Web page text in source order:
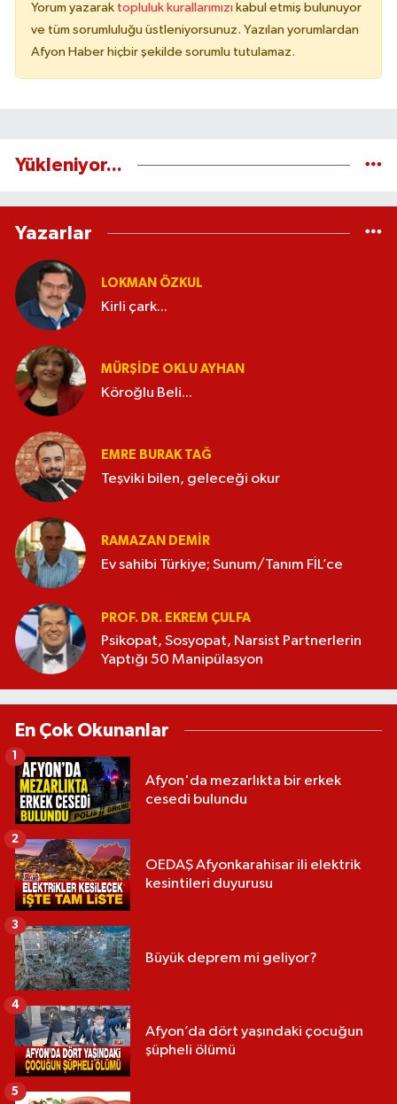
Yorum yazarak topluluk kurallarımızı kabul etmiş bulunuyor
ve tüm sorumluluğu üstleniyorsunuz. Yazılan yorumlardan
Afyon Haber hiçbir şekilde sorumlu tutulamaz.
Yükleniyor...
Yazarlar
LOKMAN ÖZKUL
Kirli çark...
MÜRŞIDE OKLU AYHAN
Köroğlu Beli...
EMRE BURAK TAĞ
Teşviki bilen, geleceği okur
RAMAZAN DEMİR
Ev sahibi Türkiye; Sunum/Tanım FİL’ce
PROF. DR. EKREM ÇULFA
Psikopat, Sosyopat, Narsist Partnerlerin
Yaptığı 50 Manipülasyon
En Çok Okunanlar
Afyon'da mezarlıkta bir erkek
cesedi bulundu
1
OEDAŞ Afyonkarahisar ili elektrik
kesintileri duyurusu
2
Büyük deprem mi geliyor?
3
Afyon’da dört yaşındaki çocuğun
şüpheli ölümü
4
5